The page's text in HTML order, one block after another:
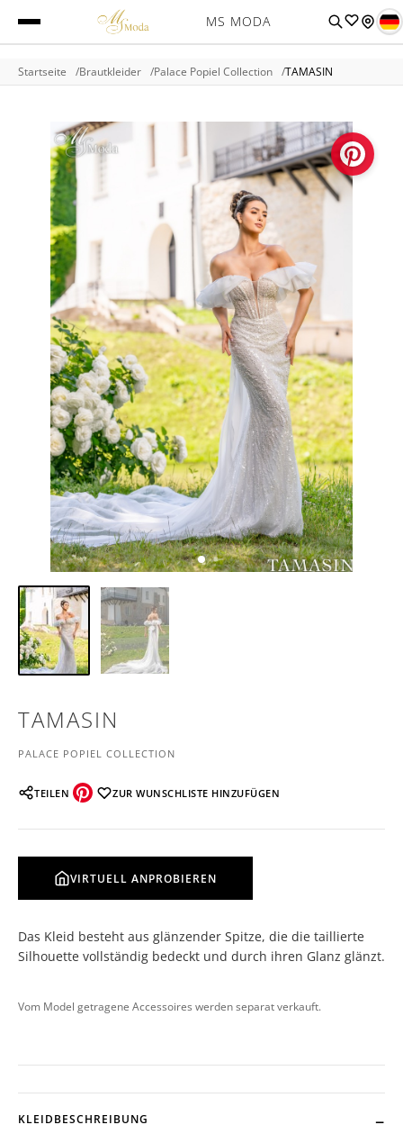
MS MODA
Startseite Brautkleider Palace Popiel Collection TAMASIN
TAMASIN
PALACE POPIEL COLLECTION
TEILEN ZUR WUNSCHLISTE HINZUFÜGEN
VIRTUELL ANPROBIEREN
Das Kleid besteht aus glänzender Spitze, die die taillierte
Silhouette vollständig bedeckt und durch ihren Glanz glänzt.
Vom Model getragene Accessoires werden separat verkauft.
KLEIDBESCHREIBUNG